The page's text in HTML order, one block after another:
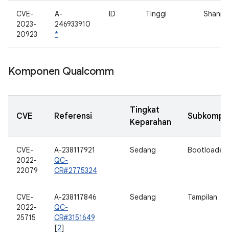
CVE-
2023-
20923
A-
246933910
*
ID Tinggi
Komponen Qualcomm
CVE Referensi
Tingkat
Keparahan
CVE-
2022-
22079
A-238117921
QC-
CR#2775324
Sedang Bootloader
CVE-
2022-
25715
A-238117846
QC-
CR#3151649
[2]
Sedang Tampilan